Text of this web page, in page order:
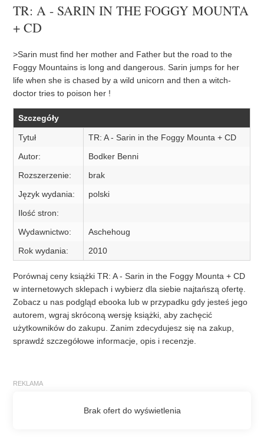
TR: A - SARIN IN THE FOGGY MOUNTA
+ CD
>Sarin must find her mother and Father but the road to the
Foggy Mountains is long and dangerous. Sarin jumps for her
life when she is chased by a wild unicorn and then a witch-
doctor tries to poison her !
Szczegóły
Tytuł
TR: A - Sarin in the Foggy Mounta + CD
Autor:
Bodker Benni
Rozszerzenie:
brak
Język wydania:
polski
Ilość stron:
Wydawnictwo:
Aschehoug
Rok wydania:
2010
Porównaj ceny książki TR: A - Sarin in the Foggy Mounta + CD
w internetowych sklepach i wybierz dla siebie najtańszą ofertę.
Zobacz u nas podgląd ebooka lub w przypadku gdy jesteś jego
autorem, wgraj skróconą wersję książki, aby zachęcić
użytkowników do zakupu. Zanim zdecydujesz się na zakup,
sprawdź szczegółowe informacje, opis i recenzje.